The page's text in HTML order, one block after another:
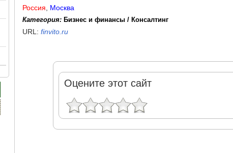
Россия
Москва
Категория: Бизнес и финансы / Консалтинг
URL: finvito.ru
Оцените этот сайт